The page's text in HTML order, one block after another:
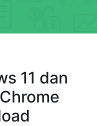
11 dan